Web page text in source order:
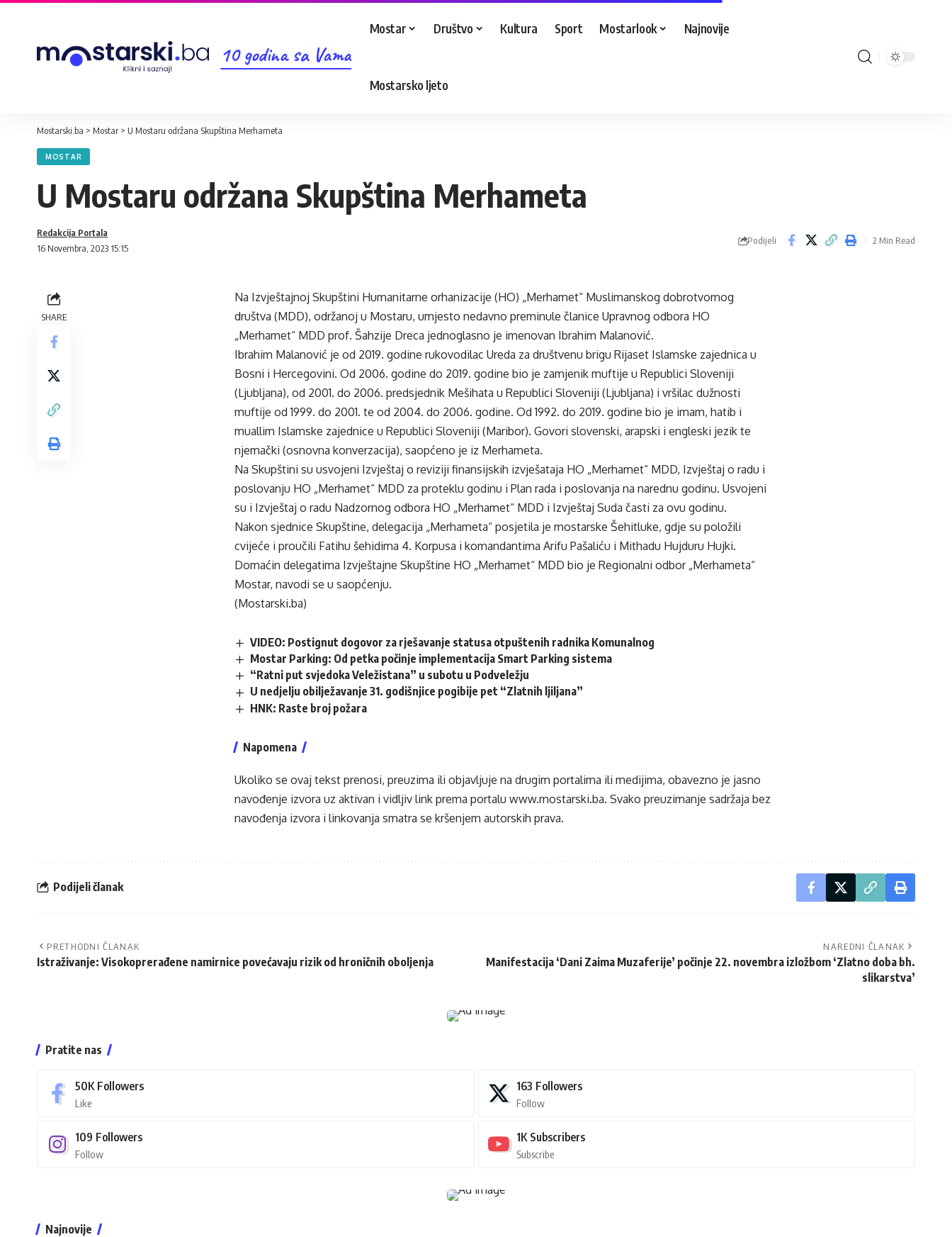
10 godina sa Vama
Mostar Društvo Kultura Sport Mostarlook Najnovije
Mostarsko ljeto
Mostarski.ba > Mostar > U Mostaru održana Skupština Merhameta
MOSTAR
U Mostaru održana Skupština Merhameta
16 Novembra, 2023 15:15
Redakcija Portala
Podijeli 2 Min Read
SHARE
Na Izvještajnoj Skupštini Humanitarne orhanizacije (HO) „Merhamet“ Muslimanskog dobrotvornog
društva (MDD), održanoj u Mostaru, umjesto nedavno preminule članice Upravnog odbora HO
„Merhamet“ MDD prof. Šahzije Dreca jednoglasno je imenovan Ibrahim Malanović.
Ibrahim Malanović je od 2019. godine rukovodilac Ureda za društvenu brigu Rijaset Islamske zajednica u
Bosni i Hercegovini. Od 2006. godine do 2019. godine bio je zamjenik muftije u Republici Sloveniji
(Ljubljana), od 2001. do 2006. predsjednik Mešihata u Republici Sloveniji (Ljubljana) i vršilac dužnosti
muftije od 1999. do 2001. te od 2004. do 2006. godine. Od 1992. do 2019. godine bio je imam, hatib i
muallim Islamske zajednice u Republici Sloveniji (Maribor). Govori slovenski, arapski i engleski jezik te
njemački (osnovna konverzacija), saopćeno je iz Merhameta.
Na Skupštini su usvojeni Izvještaj o reviziji finansijskih izvješataja HO „Merhamet“ MDD, Izvještaj o radu i
poslovanju HO „Merhamet“ MDD za proteklu godinu i Plan rada i poslovanja na narednu godinu. Usvojeni
su i Izvještaj o radu Nadzornog odbora HO „Merhamet“ MDD i Izvještaj Suda časti za ovu godinu.
Nakon sjednice Skupštine, delegacija „Merhameta“ posjetila je mostarske Šehitluke, gdje su položili
cvijeće i proučili Fatihu šehidima 4. Korpusa i komandantima Arifu Pašaliću i Mithadu Hujduru Hujki.
Domaćin delegatima Izvještajne Skupštine HO „Merhamet“ MDD bio je Regionalni odbor „Merhameta“
Mostar, navodi se u saopćenju.
(Mostarski.ba)
VIDEO: Postignut dogovor za rješavanje statusa otpuštenih radnika Komunalnog
Mostar Parking: Od petka počinje implementacija Smart Parking sistema
“Ratni put svjedoka Veležistana” u subotu u Podveležju
U nedjelju obilježavanje 31. godišnjice pogibije pet “Zlatnih ljiljana”
HNK: Raste broj požara
Napomena
Ukoliko se ovaj tekst prenosi, preuzima ili objavljuje na drugim portalima ili medijima, obavezno je jasno
navođenje izvora uz aktivan i vidljiv link prema portalu www.mostarski.ba. Svako preuzimanje sadržaja bez
navođenja izvora i linkovanja smatra se kršenjem autorskih prava.
Podijeli članak
PRETHODNI ČLANAK
Istraživanje: Visokoprerađene namirnice povećavaju rizik od hroničnih oboljenja
NAREDNI ČLANAK
Manifestacija ‘Dani Zaima Muzaferije’ počinje 22. novembra izložbom ‘Zlatno doba bh.
slikarstva’
Pratite nas
50K Followers
Like
163 Followers
Follow
109 Followers
Follow
1K Subscribers
Subscribe
Najnovije